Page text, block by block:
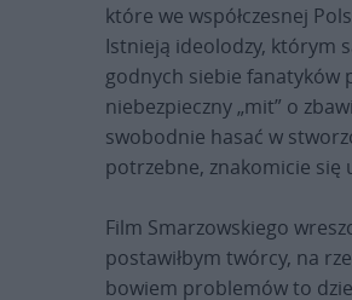
które we współczesnej
Istnieją ideolodzy, którym
godnych siebie fanatyków
niebezpieczny „mit” o
swobodnie hasać w
potrzebne, znakomicie się
Film Smarzowskiego
postawiłbym twórcy, na
bowiem problemów to